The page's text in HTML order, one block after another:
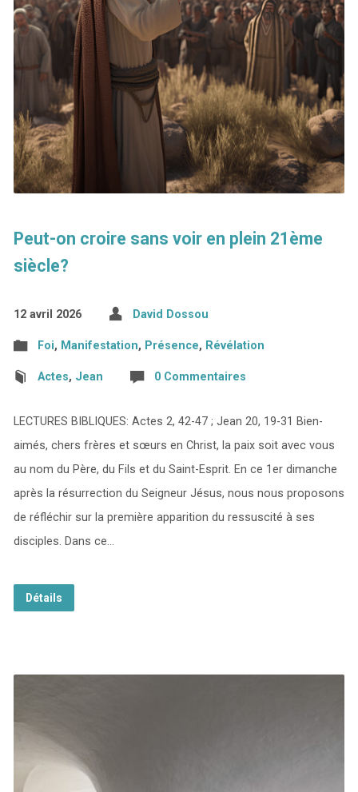
Peut-on croire sans voir en plein 21ème
siècle?
12 avril 2026 David Dossou
Foi, Manifestation, Présence, Révélation
Actes, Jean 0 Commentaires
LECTURES BIBLIQUES: Actes 2, 42-47 ; Jean 20, 19-31 Bien-
aimés, chers frères et sœurs en Christ, la paix soit avec vous
au nom du Père, du Fils et du Saint-Esprit. En ce 1er dimanche
après la résurrection du Seigneur Jésus, nous nous proposons
de réfléchir sur la première apparition du ressuscité à ses
disciples. Dans ce…
Détails